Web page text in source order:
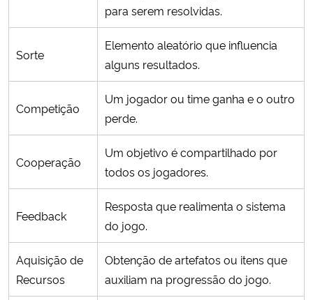
para serem resolvidas.
Sorte
Elemento aleatório que influencia
alguns resultados.
Competição
Um jogador ou time ganha e o outro
perde.
Cooperação
Um objetivo é compartilhado por
todos os jogadores.
Feedback
Resposta que realimenta o sistema
do jogo.
Aquisição de
Recursos
Obtenção de artefatos ou itens que
auxiliam na progressão do jogo.